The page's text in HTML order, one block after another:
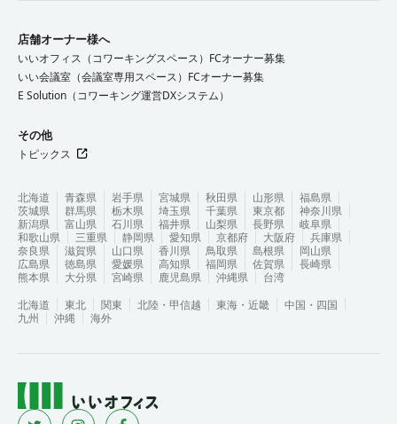
店舗オーナー様へ
いいオフィス（コワーキングスペース）FCオーナー募集
いい会議室（会議室専用スペース）FCオーナー募集
E Solution（コワーキング運営DXシステム）
その他
トピックス
北海道 青森県 岩手県 宮城県 秋田県 山形県
福島県
茨城県
群馬県 栃木県 埼玉県 千葉県 東京都
神奈川県
新潟県
富山県 石川県 福井県 山梨県 長野県
岐阜県
和歌山県
三重県 静岡県 愛知県 京都府 大阪府
兵庫県
奈良県
滋賀県 山口県 香川県 鳥取県 島根県
岡山県
広島県
徳島県 愛媛県 高知県 福岡県 佐賀県
長崎県
熊本県
大分県 宮崎県 鹿児島県 沖縄県
台湾
北海道
東北 関東 北陸・甲信越 東海・近畿
中国・四国
九州
沖縄 海外